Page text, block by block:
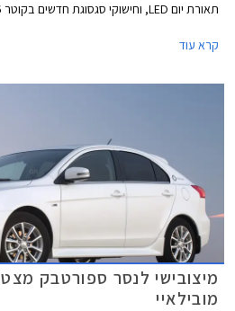
תא הנוסעים לוטש וזכה לתא אחסון חדש
המשודך לתיבת הילוכים רציפה בעלת שליטה
קרא עוד
מיצובישי לנסר ספורטבק
מובילאיי